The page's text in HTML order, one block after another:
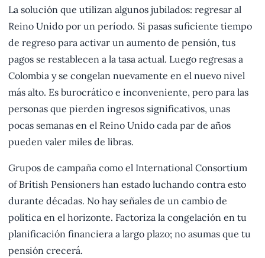
La solución que utilizan algunos jubilados: regresar al
Reino Unido por un período. Si pasas suficiente tiempo
de regreso para activar un aumento de pensión, tus
pagos se restablecen a la tasa actual. Luego regresas a
Colombia y se congelan nuevamente en el nuevo nivel
más alto. Es burocrático e inconveniente, pero para las
personas que pierden ingresos significativos, unas
pocas semanas en el Reino Unido cada par de años
pueden valer miles de libras.
Grupos de campaña como el International Consortium
of British Pensioners han estado luchando contra esto
durante décadas. No hay señales de un cambio de
política en el horizonte. Factoriza la congelación en tu
planificación financiera a largo plazo; no asumas que tu
pensión crecerá.